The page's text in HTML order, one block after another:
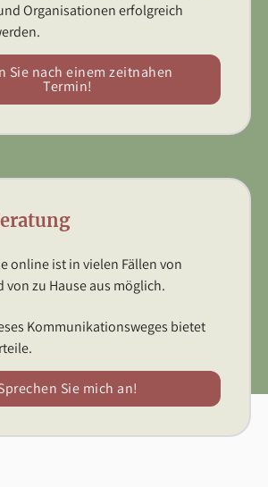
Organisationen erfolgreich
Sie nach einem zeitnahen
Termin!
online ist in vielen Fällen von
von zu Hause aus möglich.
Kommunikationsweges bietet
Sie mich an!